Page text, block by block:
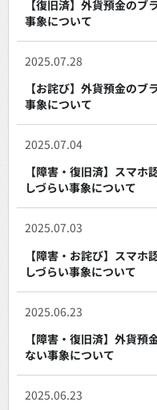
【復旧済】外貨預金の
事象について
2025.07.28
【お詫び】外貨預金の
事象について
2025.07.04
【障害・復旧済】スマ
しづらい事象について
2025.07.03
【障害・お詫び】スマ
しづらい事象について
2025.06.23
【障害・復旧済】外貨
ない事象について
2025.06.23